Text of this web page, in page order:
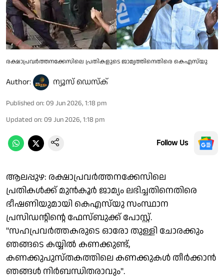
രക്ഷാപ്രവർത്തനക്കേസിലെ പ്രതികളുടെ ജാമ്യത്തിനെതിരെ കെഎസ്‌യു
Author: ന്യൂസ് ഡെസ്ക്
Published on: 09 Jun 2026, 1:18 pm
Updated on: 09 Jun 2026, 1:18 pm
Follow Us
ആലപ്പുഴ: രക്ഷാപ്രവർത്തനക്കേസിലെ
പ്രതികൾക്ക് മുൻകൂർ ജാമ്യം ലഭിച്ചതിനെതിരെ
ഭീഷണിയുമായി കെഎസ്‌യു സംസ്ഥാന
പ്രസിഡൻ്റിൻ്റെ ഫേസ്ബുക്ക് പോസ്റ്റ്.
"സഹപ്രവർത്തകരുടെ ഓരോ തുള്ളി ചോരക്കും
ഞങ്ങടെ കയ്യിൽ കണക്കുണ്ട്,
കണക്കുപുസ്തകത്തിലെ കണക്കുകൾ തീർക്കാൻ
ഞങ്ങൾ നിർബന്ധിതരാവും".